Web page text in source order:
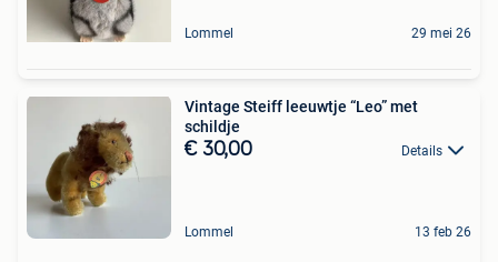
Lommel 29 mei 26
Vintage Steiff leeuwtje “Leo” met
schildje
€ 30,00 Details
Lommel 13 feb 26